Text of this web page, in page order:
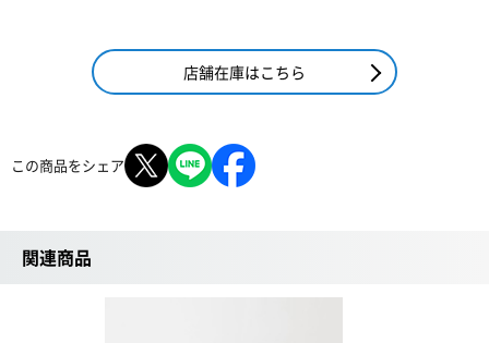
店舗在庫はこちら
この商品をシェア
関連商品